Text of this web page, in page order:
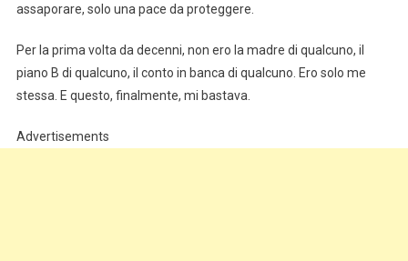
assaporare, solo una pace da proteggere.
Per la prima volta da decenni, non ero la madre di qualcuno, il
piano B di qualcuno, il conto in banca di qualcuno. Ero solo me
stessa. E questo, finalmente, mi bastava.
Advertisements